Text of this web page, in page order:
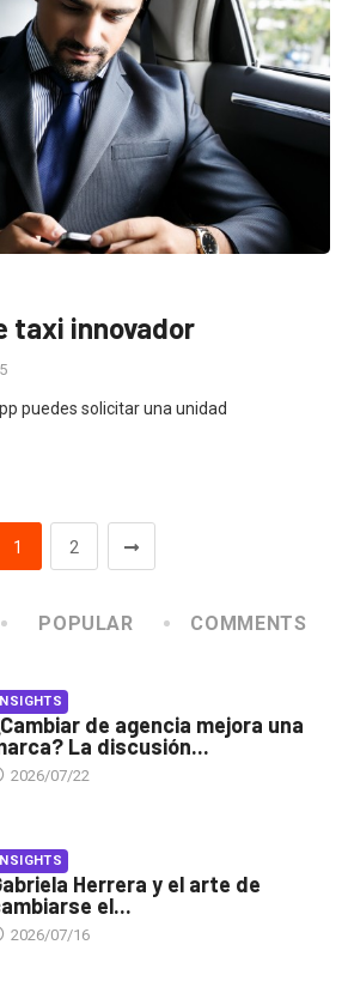
taxi innovador
puedes solicitar una unidad
1 2
POPULAR COMMENTS
de agencia mejora una
La discusión...
2026/07/22
INSIGHTS
Herrera y el arte de
el...
2026/07/16